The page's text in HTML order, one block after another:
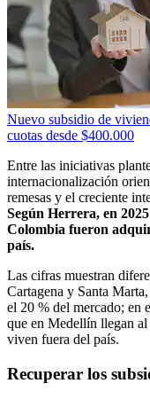
Nuevo subsidio de
cuotas desde $400.000
Entre las iniciativas
internacionalización
remesas y el creciente
Según Herrera, en
Colombia fueron
país.
Las cifras muestran
Cartagena y Santa
el 20 % del mercado; en
que en Medellín llegan
viven fuera del país.
Recuperar los